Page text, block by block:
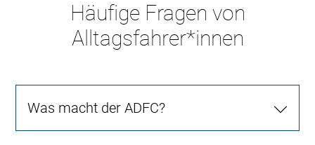
Häufige Fragen von
Alltagsfahrer*innen
Was macht der ADFC?